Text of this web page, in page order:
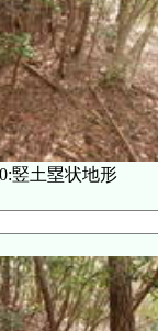
竪土塁状地形